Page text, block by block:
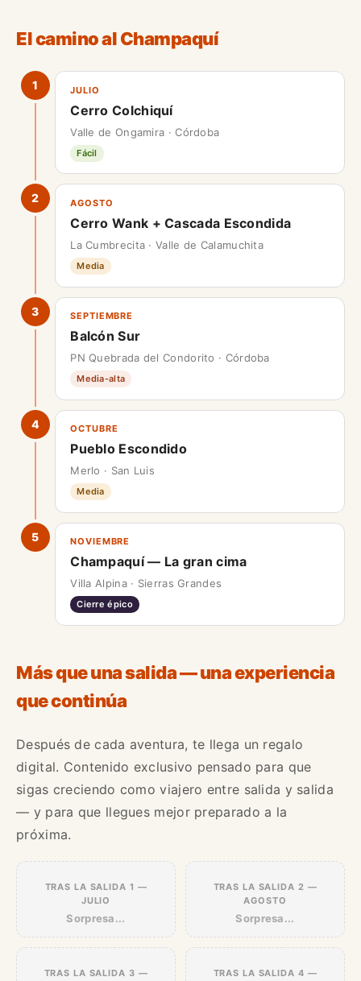
El camino al Champaquí
1 JULIO
Cerro Colchiquí
Valle de Ongamira · Córdoba
Fácil
2 AGOSTO
Cerro Wank + Cascada Escondida
La Cumbrecita · Valle de Calamuchita
Media
3 SEPTIEMBRE
Balcón Sur
PN Quebrada del Condorito · Córdoba
Media-alta
4 OCTUBRE
Pueblo Escondido
Merlo · San Luis
Media
5 NOVIEMBRE
Champaquí — La gran cima
Villa Alpina · Sierras Grandes
Cierre épico
Más que una salida — una experiencia
que continúa
Después de cada aventura, te llega un regalo
digital. Contenido exclusivo pensado para que
sigas creciendo como viajero entre salida y salida
— y para que llegues mejor preparado a la
próxima.
TRAS LA SALIDA 1 —
JULIO
Sorpresa...
TRAS LA SALIDA 2 —
AGOSTO
Sorpresa...
TRAS LA SALIDA 3 —
TRAS LA SALIDA 4 —